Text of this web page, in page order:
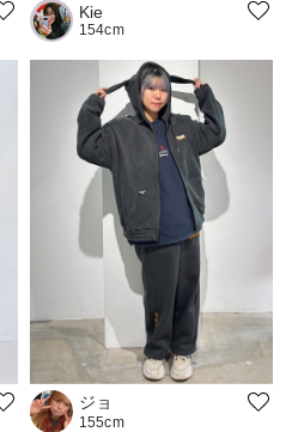
Kie
154cm
ジョ
155cm